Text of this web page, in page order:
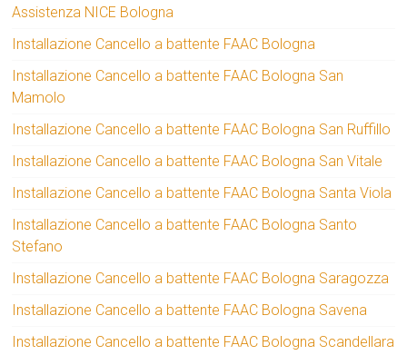
Assistenza NICE Bologna
Installazione Cancello a battente FAAC Bologna
Installazione Cancello a battente FAAC Bologna San
Mamolo
Installazione Cancello a battente FAAC Bologna San Ruffillo
Installazione Cancello a battente FAAC Bologna San Vitale
Installazione Cancello a battente FAAC Bologna Santa Viola
Installazione Cancello a battente FAAC Bologna Santo
Stefano
Installazione Cancello a battente FAAC Bologna Saragozza
Installazione Cancello a battente FAAC Bologna Savena
Installazione Cancello a battente FAAC Bologna Scandellara